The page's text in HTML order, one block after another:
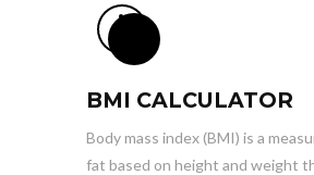
BMI CALCULATOR
Body mass index (BMI) is a
fat based on height and weight